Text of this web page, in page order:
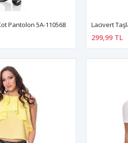
Pantolon 5A-110568
299,99 TL